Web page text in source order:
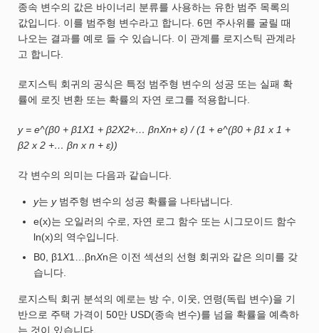
종속 변수의 값은 바이너리 분류를 사용하는 유한 범주 목록의
값입니다. 이를 범주형 변수라고 합니다. 6면 주사위를 굴릴 때
나오는 결과를 예로 들 수 있습니다. 이 관계를 로지스틱 관계라
고 합니다.
로지스틱 회귀의 공식은 특정 범주형 변수의 성공 또는 실패 확
률에 로짓 변환 또는 확률의 자연 로그를 적용합니다.
y = e^(β0 + β1X1 + β2X2+… βnXn+ ε) / (1 + e^(β0 + β1 x 1 +
β2 x 2 +… βn x n + ε))
각 변수의 의미는 다음과 같습니다.
y는 y범주형 변수의 성공 확률을 나타냅니다.
e(x)는 오일러의 수로, 자연 로그 함수 또는 시그모이드 함수
ln(x)의 역수입니다.
Β0, β1 X1…βnXn은 이전 섹션의 선형 회귀와 같은 의미를 갖
습니다.
로지스틱 회귀 분석의 예로는 방 수, 이웃, 연령(독립 변수)을 기
반으로 주택 가격이 50만 USD(종속 변수)를 넘을 확률을 예측하
는 것이 있습니다.